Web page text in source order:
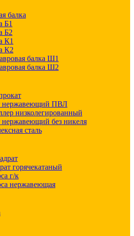
балка
Б1
Б2
К1
К2
балка Ш1
балка Ш2
нержавеющий ПВЛ
низколегированный
нержавеющий без никеля
сталь
горячекатаный
г/к
нержавеющая